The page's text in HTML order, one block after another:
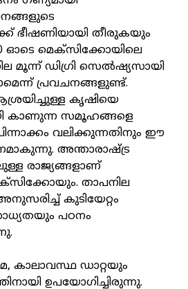
ഭീഷണിയായി തീരുകയും
ഓടെ മെക്സിക്കോയിലെ
മൂന്ന് ഡി​ഗ്രി സെൽഷ്യസായി
പ്രവചനങ്ങളുണ്ട്.
കൃഷിയെ
കാണുന്ന സമൂഹങ്ങളെ
വലിക്കുന്നതിനും ഈ
അന്താരാഷ്ട്ര
രാജ്യങ്ങളാണ്
താപനില
കുടിയേറ്റം
പഠനം
കാലാവസ്ഥ ഡാറ്റയും
ഉപയോ​ഗിച്ചിരുന്നു.